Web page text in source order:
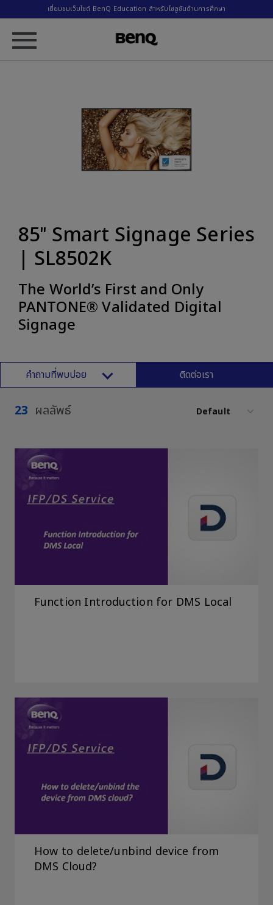
เยี่ยมชมเว็บไซต์ BenQ Education สำหรับโซลูชันด้านการศึกษา
85″ Smart Signage Series
| SL8502K
The World’s First and Only
PANTONE® Validated Digital
Signage
คำถามที่พบบ่อย ติดต่อเรา
23 ผลลัพธ์ Default
Function Introduction for DMS Local
How to delete/unbind device from
DMS Cloud?